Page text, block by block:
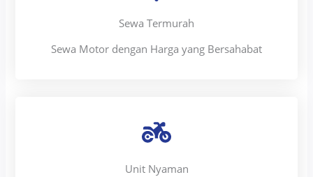
Sewa Termurah
Sewa Motor dengan Harga yang Bersahabat
Unit Nyaman